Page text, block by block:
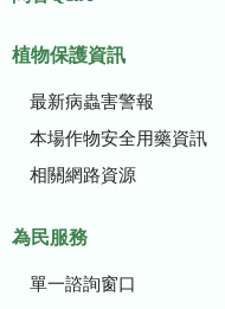
植物保護資訊
最新病蟲害警報
本場作物安全用藥資訊
相關網路資源
為民服務
單一諮詢窗口